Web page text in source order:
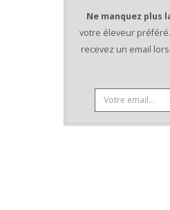
Ne manquez plus
votre éleveur
recevez un email